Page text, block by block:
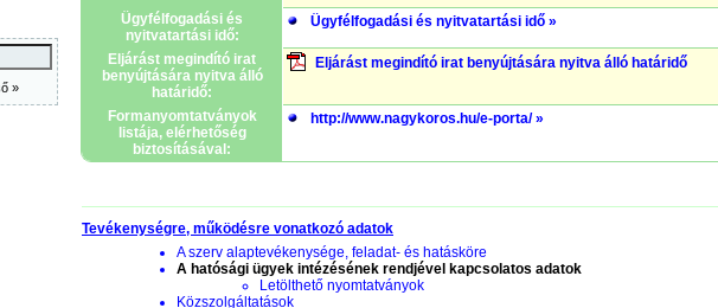
Ügyfélfogadási és
nyitvatartási idő:
Ügyfélfogadási és nyitvatartási idő »
Eljárást megindító irat
benyújtására nyitva álló
határidő:
Eljárást megindító irat benyújtására nyitva álló határidő
Formanyomtatványok
listája, elérhetőség
biztosításával:
http://www.nagykoros.hu/e-porta/ »
Tevékenységre, működésre vonatkozó adatok
A szerv alaptevékenysége, feladat- és hatásköre
A hatósági ügyek intézésének rendjével kapcsolatos adatok
Letölthető nyomtatványok
Közszolgáltatások